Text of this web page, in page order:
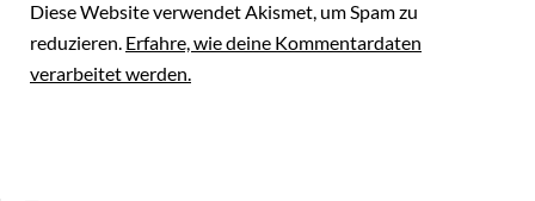
Diese Website verwendet Akismet, um Spam zu
reduzieren. Erfahre, wie deine Kommentardaten
verarbeitet werden.